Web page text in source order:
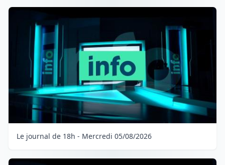
Le journal de 18h - Mercredi 05/08/2026